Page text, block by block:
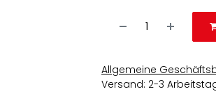
Allgemeine
Versand: 2-3